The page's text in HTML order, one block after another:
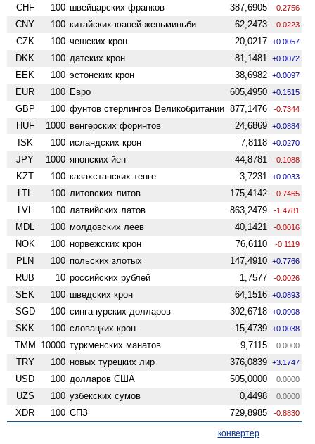
CHF 100 швейцарских франков 387,6905 -0.2756
CNY 100 китайских юаней женьминьби 62,2473 -0.0223
CZK 100 чешских крон 20,0217 +0.0057
DKK 100 датских крон 81,1481 +0.0072
EEK 100 эстонских крон 38,6982 +0.0097
EUR 100 Евро 605,4950 +0.1515
GBP 100 фунтов стерлингов Велико­британии 877,1476 -0.7344
HUF 1000 венгерских форинтов 24,6869 +0.0884
ISK 100 исландских крон 7,8118 +0.0270
JPY 1000 японских йен 44,8781 -0.1088
KZT 100 казахстанских тенге 3,7231 +0.0033
LTL 100 литовских литов 175,4142 -0.7465
LVL 100 латвийских латов 863,2479 -1.4781
MDL 100 молдовских леев 40,1421 -0.0016
NOK 100 норвежских крон 76,6110 -0.1119
PLN 100 польских злотых 147,4910 +0.7766
RUB 10 российских рублей 1,7577 -0.0026
SEK 100 шведских крон 64,1516 +0.0893
SGD 100 сингапурских долларов 302,6718 +0.0908
SKK 100 словацких крон 15,4739 +0.0038
TMM 10000 туркменских манатов 9,7115 0.0000
TRY 100 новых турецких лир 376,0839 +3.1747
USD 100 долларов США 505,0000 0.0000
UZS 100 узбекских сумов 0,4498 0.0000
XDR 100 СПЗ 729,8985 -0.8830
конвертер